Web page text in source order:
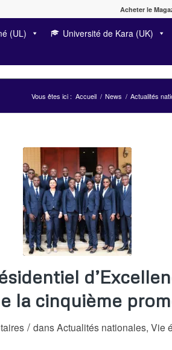
Acheter le
(UL) Université de Kara (UK)
Vous êtes ici : Accueil / News / Actualités
la cinquième
/ dansActualités nationales, Vie